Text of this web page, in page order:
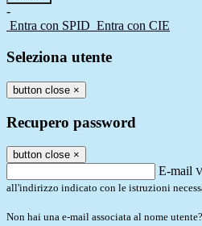
-
Entra con SPID Entra con CIE
Seleziona utente
button close ×
Recupero password
button close ×
E-mail
all'indirizzo indicato con le istruzioni
Non hai una e-mail associata al nome